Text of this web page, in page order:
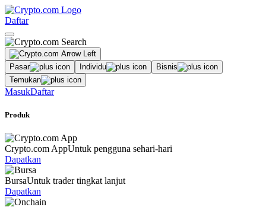
Daftar
Pasar Individu
Bisnis
Temukan
MasukDaftar
Produk
Crypto.com AppUntuk pengguna sehari-hari
Dapatkan
BursaUntuk trader tingkat lanjut
Dapatkan